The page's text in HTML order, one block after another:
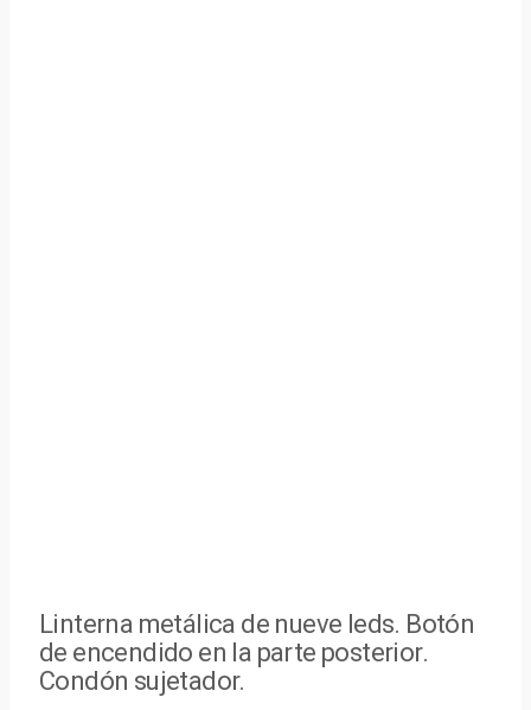
Linterna metálica de nueve leds. Botón
de encendido en la parte posterior.
Condón sujetador.